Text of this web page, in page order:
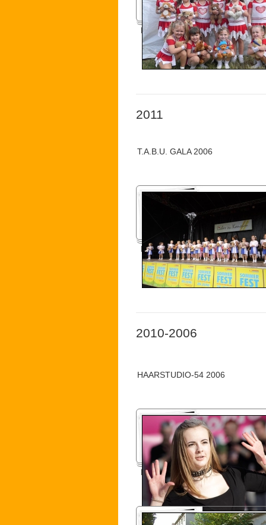
Konsumfest 2012
2011
T.A.B.U. GALA 2006
Konsumfest 2011
2010-2006
HAARSTUDIO-54 2006
Haus-Garten-Freizeit Messe